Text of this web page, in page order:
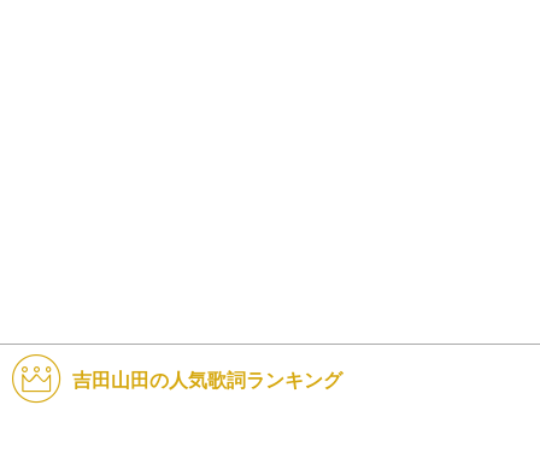
吉田山田の人気歌詞ランキング